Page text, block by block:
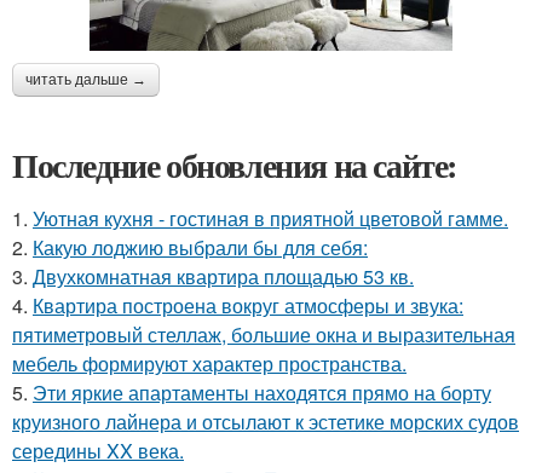
читать дальше →
Последние обновления на сайте:
1. Уютная кухня - гостиная в приятной цветовой гамме.
2. Какую лоджию выбрали бы для себя:
3. Двухкомнатная квартира площадью 53 кв.
4. Квартира построена вокруг атмосферы и звука:
пятиметровый стеллаж, большие окна и выразительная
мебель формируют характер пространства.
5. Эти яркие апартаменты находятся прямо на борту
круизного лайнера и отсылают к эстетике морских судов
середины XX века.